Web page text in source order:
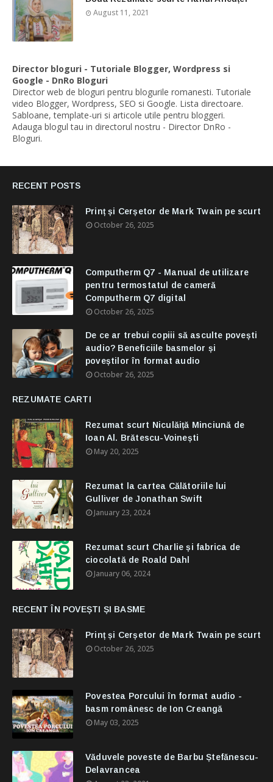
August 11, 2021
Director bloguri - Tutoriale Blogger, Wordpress si
Google - DnRo Bloguri
Director web de bloguri pentru blogurile romanesti. Tutoriale
video Blogger, Wordpress, SEO si Google. Lista directoare.
Sabloane, template-uri si articole utile pentru bloggeri.
Adauga blogul tau in directorul nostru - Director DnRo -
Bloguri.
RECENT POSTS
Prinț și Cerșetor de Mark Twain pe scurt
October 26, 2025
Computherm Q7 - Manual de utilizare
pentru termostatul de cameră
Computherm Q7 digital
October 26, 2025
De ce ar trebui copiii să asculte povești
audio? Beneficiile basmelor și
poveștilor în format audio
October 26, 2025
REZUMATE CARTI
Rezumat scurt Niculăiță Minciună de
Ioan Al. Brătescu-Voinești
May 20, 2025
Rezumat la cartea Călătoriile lui
Gulliver de Jonathan Swift
January 23, 2024
Rezumat scurt Charlie și fabrica de
ciocolată de Roald Dahl
January 06, 2024
RECENT ÎN POVEȘTI ȘI BASME
Prinț și Cerșetor de Mark Twain pe scurt
October 26, 2025
Povestea Porcului în format audio -
basm românesc de Ion Creangă
May 03, 2025
Văduvele poveste de Barbu Ștefănescu-
Delavrancea